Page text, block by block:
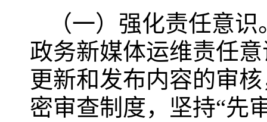
（一）强化责任意
政务新媒体运维责任
更新和发布内容的审
密审查制度，坚持“先